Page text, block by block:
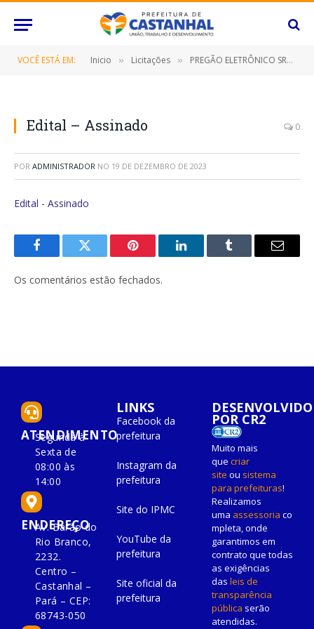
VOCÊ ESTÁ EM: Inicio » Licitações » PREGÃO ELETRÔNICO SRP Nº 090/2023 (CONTRATAÇÃO DE EMPRESA ESPECIALIZADA PARA FORNECIMENTO DE APARELHO DE AR CONDICIONADO TIPO SPLIT, DESTINADO AO ATENDIMENTO DAS DIVERSAS SECRETARIAS/FUNDOS MUNICIPAIS DO MUNICÍPIO DE CASTANHAL/PA POR UM PERÍODO DE 12 (DOZE) MESES)
Edital – Assinado 0
POR ADMINISTRADOR NO 19 DE DEZEMBRO DE 2023
Edital - Assinado
FacebookTwitter Pinterest O
Tumblr
E-
Os comentários estão fechados.
ATENDIMENTO
Segunda à
Sexta de
08:00 às
14:00
ENDEREÇO
Av. Barão do
Rio Branco,
2232.
Centro –
Castanhal –
Pará – CEP:
68743-050
LINKS
Facebook da
prefeitura
Instagram da
prefeitura
Site do IPMC
YouTube da
prefeitura
Site oficial da
prefeitura
DESENVOLVIDO
POR CR2
Muito mais
que criar
site ou sistema
para prefeituras!
Realizamos
uma assessoria co
mpleta, onde
garantimos em
contrato que todas
as exigências
das leis de
transparência
pública serão
atendidas.